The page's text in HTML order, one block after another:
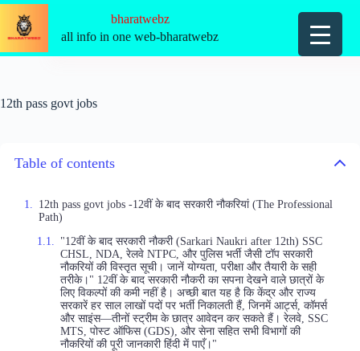
Skip
content
bharatwebz
all info in one web-bharatwebz
12th pass govt jobs
Table of contents
12th pass govt jobs -12वीं के बाद सरकारी नौकरियां (The Professional
Path)
"12वीं के बाद सरकारी नौकरी (Sarkari Naukri after 12th) SSC
CHSL, NDA, रेलवे NTPC, और पुलिस भर्ती जैसी टॉप सरकारी
नौकरियों की विस्तृत सूची। जानें योग्यता, परीक्षा और तैयारी के सही
तरीके।" 12वीं के बाद सरकारी नौकरी का सपना देखने वाले छात्रों के
लिए विकल्पों की कमी नहीं है। अच्छी बात यह है कि केंद्र और राज्य
सरकारें हर साल लाखों पदों पर भर्ती निकालती हैं, जिनमें आर्ट्स, कॉमर्स
और साइंस—तीनों स्ट्रीम के छात्र आवेदन कर सकते हैं। रेलवे, SSC
MTS, पोस्ट ऑफिस (GDS), और सेना सहित सभी विभागों की
नौकरियों की पूरी जानकारी हिंदी में पाएँ।"